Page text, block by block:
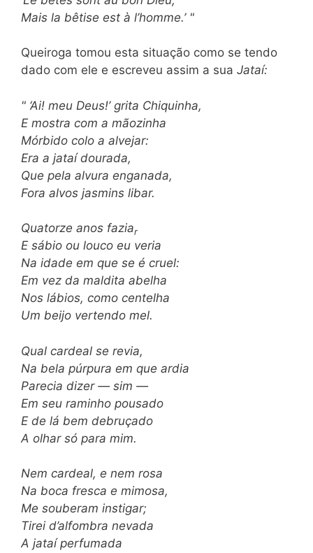
Mais la bêtise est à l’homme.’ "
Queiroga tomou esta situação como se tendo
dado com ele e escreveu assim a sua Jataí:
" ‘Ai! meu Deus!’ grita Chiquinha,
E mostra com a mãozinha
Mórbido colo a alvejar:
Era a jataí dourada,
Que pela alvura enganada,
Fora alvos jasmins libar.
Quatorze anos faziar
E sábio ou louco eu veria
Na idade em que se é cruel:
Em vez da maldita abelha
Nos lábios, como centelha
Um beijo vertendo mel.
Qual cardeal se revia,
Na bela púrpura em que ardia
Parecia dizer — sim —
Em seu raminho pousado
E de lá bem debruçado
A olhar só para mim.
Nem cardeal, e nem rosa
Na boca fresca e mimosa,
Me souberam instigar;
Tirei d’alfombra nevada
A jataí perfumada